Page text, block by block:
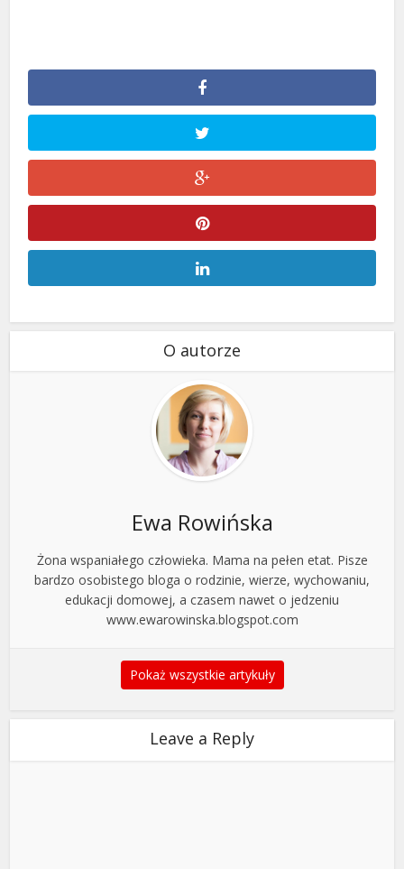
O autorze
Ewa Rowińska
Żona wspaniałego człowieka. Mama na pełen etat. Pisze
bardzo osobistego bloga o rodzinie, wierze, wychowaniu,
edukacji domowej, a czasem nawet o jedzeniu
www.ewarowinska.blogspot.com
Pokaż wszystkie artykuły
Leave a Reply